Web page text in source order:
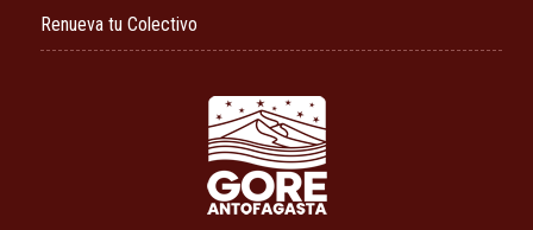
Renueva tu Colectivo